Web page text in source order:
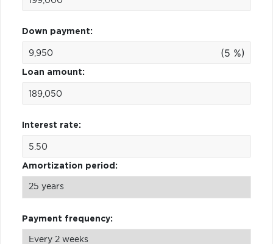
Down payment:
(5 %)
Loan amount:
Interest rate:
Amortization period:
Payment frequency: